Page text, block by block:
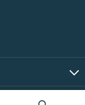
hüquqlar qorunur